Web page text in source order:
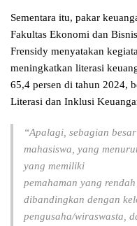
Sementara itu, pakar
Fakultas Ekonomi dan
Frensidy menyatakan
meningkatkan literasi
65,4 persen di tahun 2024,
Literasi dan Inklusi
“Apalagi, sebagian
mahasiswa, yang
yang memiliki
pemahaman yang
dibandingkan dengan
pengusaha/wiraswasta,